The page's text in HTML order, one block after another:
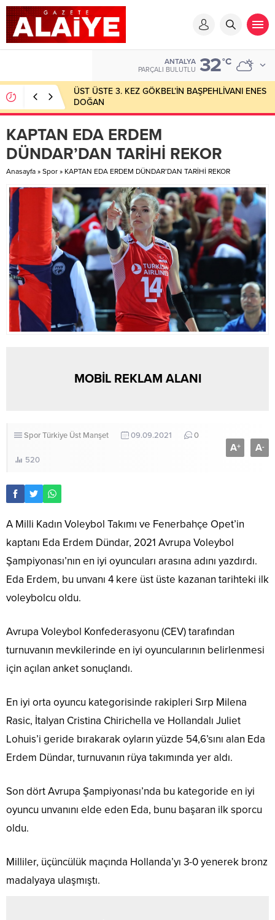
ANTALYA
PARÇALI BULUTLU 32°C
ÜST ÜSTE 3. KEZ GÖKBEL’İN BAŞPEHLİVANI ENES
DOĞAN
KAPTAN EDA ERDEM
DÜNDAR’DAN TARİHİ REKOR
Anasayfa » Spor » KAPTAN EDA ERDEM DÜNDAR’DAN TARİHİ REKOR
MOBİL REKLAM ALANI
SporTürkiye Üst Manşet 09.09.2021 0
520
A+ A-
A Milli Kadın Voleybol Takımı ve Fenerbahçe Opet’in
kaptanı Eda Erdem Dündar, 2021 Avrupa Voleybol
Şampiyonası’nın en iyi oyuncuları arasına adını yazdırdı.
Eda Erdem, bu unvanı 4 kere üst üste kazanan tarihteki ilk
voleybolcu oldu.
Avrupa Voleybol Konfederasyonu (CEV) tarafından
turnuvanın mevkilerinde en iyi oyuncularının belirlenmesi
için açılan anket sonuçlandı.
En iyi orta oyuncu kategorisinde rakipleri Sırp Milena
Rasic, İtalyan Cristina Chirichella ve Hollandalı Juliet
Lohuis’i geride bırakarak oyların yüzde 54,6’sını alan Eda
Erdem Dündar, turnuvanın rüya takımında yer aldı.
Son dört Avrupa Şampiyonası’nda bu kategoride en iyi
oyuncu unvanını elde eden Eda, bunu başaran ilk sporcu
oldu.
Milliler, üçüncülük maçında Hollanda’yı 3-0 yenerek bronz
madalyaya ulaşmıştı.